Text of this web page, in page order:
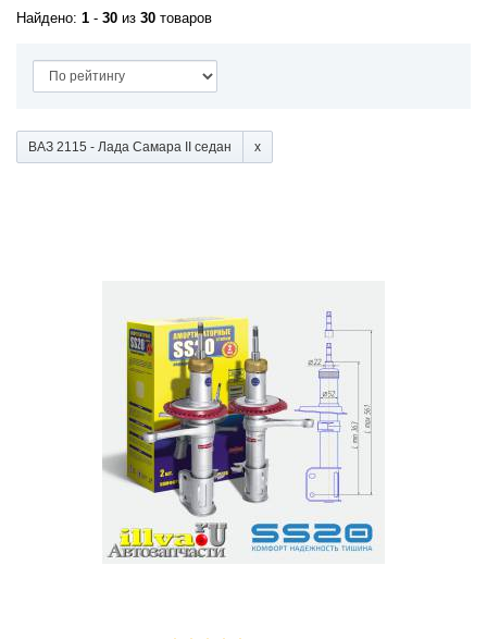
Найдено: 1 - 30 из 30 товаров
ВАЗ 2115 - Лада Самара II седан